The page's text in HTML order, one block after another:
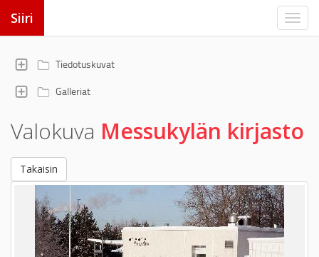
Siiri
Tiedotuskuvat
Galleriat
Valokuva Messukylän kirjasto
Takaisin